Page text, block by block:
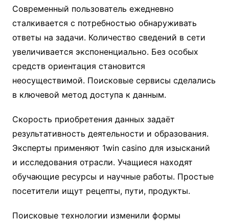
Современный пользователь ежедневно
сталкивается с потребностью обнаруживать
ответы на задачи. Количество сведений в сети
увеличивается экспоненциально. Без особых
средств ориентация становится
неосуществимой. Поисковые сервисы сделались
в ключевой метод доступа к данным.
Скорость приобретения данных задаёт
результативность деятельности и образования.
Эксперты применяют 1win casino для изысканий
и исследования отрасли. Учащиеся находят
обучающие ресурсы и научные работы. Простые
посетители ищут рецепты, пути, продукты.
Поисковые технологии изменили формы